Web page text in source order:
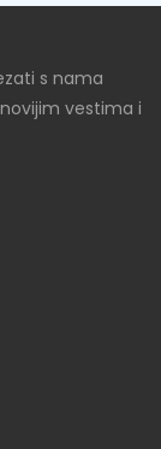
s nama
vestima i